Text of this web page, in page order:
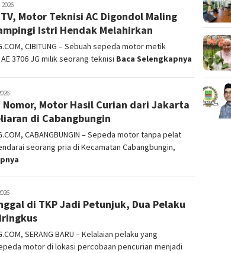
Motor Teknisi AC Digondol Maling
Istri Hendak Melahirkan
CIBITUNG – Sebuah sepeda motor metik
3706 JG milik seorang teknisi Baca Selengkapnya
Nomor, Motor Hasil Curian dari Jakarta
di Cabangbungin
CABANGBUNGIN – Sepeda motor tanpa pelat
seorang pria di Kecamatan Cabangbungin,
di TKP Jadi Petunjuk, Dua Pelaku
SERANG BARU – Kelalaian pelaku yang
motor di lokasi percobaan pencurian menjadi